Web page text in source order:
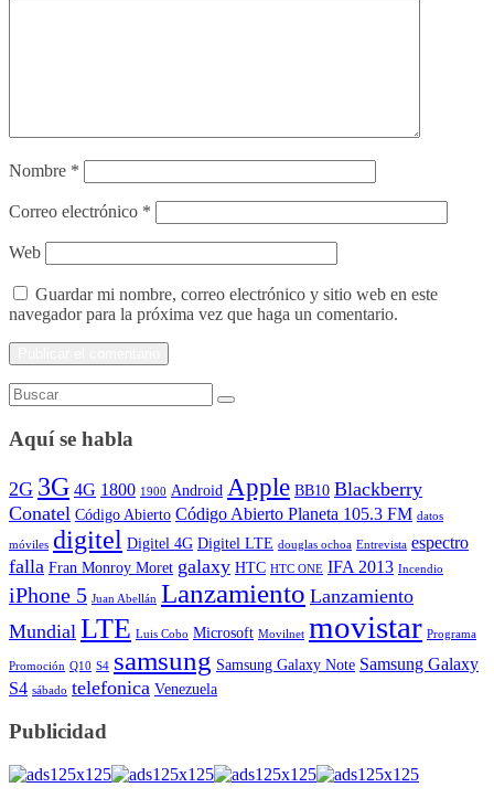
Nombre *
Correo electrónico *
Web
Guardar mi nombre, correo electrónico y sitio web en este
navegador para la próxima vez que haga un comentario.
Aquí se habla
2G 3G 4G 1800 1900 Android Apple BB10 Blackberry
Conatel Código Abierto Código Abierto Planeta 105.3 FM datos
móviles digitel Digitel 4G Digitel LTE douglas ochoa Entrevista espectro
falla Fran Monroy Moret galaxy HTC HTC ONE IFA 2013 Incendio
iPhone 5 Juan Abellán Lanzamiento Lanzamiento
Mundial LTE Luis Cobo Microsoft Movilnet movistar Programa
Promoción Q10 S4 samsung Samsung Galaxy Note Samsung Galaxy
S4 sábado telefonica Venezuela
Publicidad